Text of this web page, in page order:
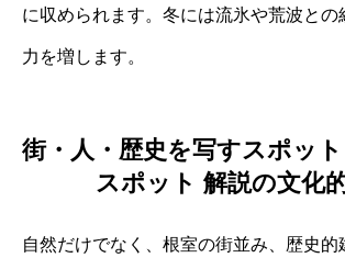
に収められます。冬には流氷や荒波との
力を増します。
街・人・歴史を写すスポッ
スポット 解説の文化
自然だけでなく、根室の街並み、歴史的